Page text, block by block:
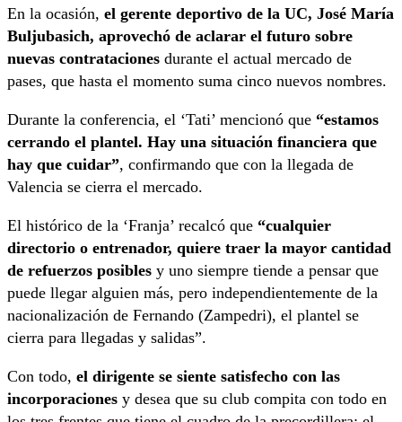
En la ocasión, el gerente deportivo de la UC, José María
Buljubasich, aprovechó de aclarar el futuro sobre
nuevas contrataciones durante el actual mercado de
pases, que hasta el momento suma cinco nuevos nombres.
Durante la conferencia, el ‘Tati’ mencionó que “estamos
cerrando el plantel. Hay una situación financiera que
hay que cuidar”, confirmando que con la llegada de
Valencia se cierra el mercado.
El histórico de la ‘Franja’ recalcó que “cualquier
directorio o entrenador, quiere traer la mayor cantidad
de refuerzos posibles y uno siempre tiende a pensar que
puede llegar alguien más, pero independientemente de la
nacionalización de Fernando (Zampedri), el plantel se
cierra para llegadas y salidas”.
Con todo, el dirigente se siente satisfecho con las
incorporaciones y desea que su club compita con todo en